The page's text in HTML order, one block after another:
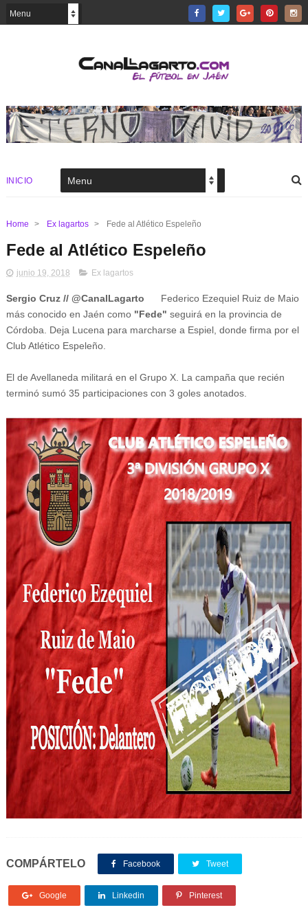
INICIO
Home > Ex lagartos > Fede al Atlético Espeleño
Fede al Atlético Espeleño
junio 19, 2018 Ex lagartos
Sergio Cruz // @CanalLagarto Federico Ezequiel Ruiz de Maio
más conocido en Jaén como"Fede" seguirá en la provincia de
Córdoba. Deja Lucena para marcharse a Espiel, donde firma por el
Club Atlético Espeleño.
El de Avellaneda militará en el Grupo X. La campaña que recién
terminó sumó 35 participaciones con 3 goles anotados.
COMPÁRTELO Facebook Tweet
Google Linkedin Pinterest